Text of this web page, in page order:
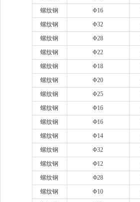
螺纹钢
Φ16
螺纹钢
Φ32
螺纹钢
Φ28
螺纹钢
Φ22
螺纹钢
Φ18
螺纹钢
Φ20
螺纹钢
Φ25
螺纹钢
Φ16
螺纹钢
Ф16
螺纹钢
Φ14
螺纹钢
Φ32
螺纹钢
Ф12
螺纹钢
Ф28
螺纹钢
Φ10